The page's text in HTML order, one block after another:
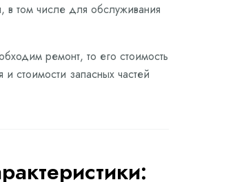
в том числе для обслуживания
ремонт, то его стоимость
стоимости запасных частей